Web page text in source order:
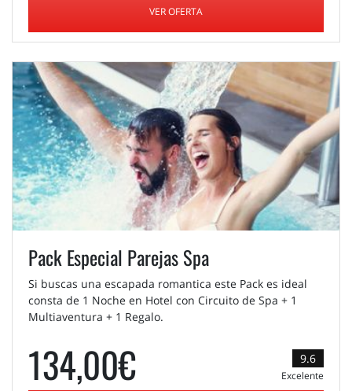
VER OFERTA
Pack Especial Parejas Spa
Si buscas una escapada romantica este Pack es ideal
consta de 1 Noche en Hotel con Circuito de Spa + 1
Multiaventura + 1 Regalo.
134,00€ 9.6
Excelente